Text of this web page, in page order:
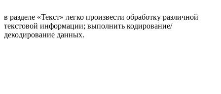
в разделе «Текст» легко произвести обработку различной
текстовой информации; выполнить кодирование/
декодирование данных.